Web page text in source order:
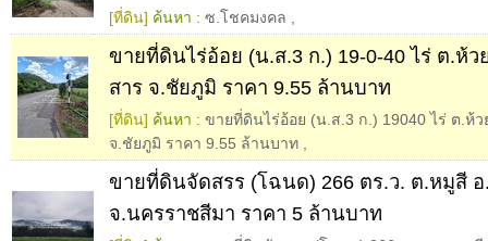
[ที่ดิน] ค้นหา : ซ.โชคมงคล
ขายที่ดินไร่อ้อย (น.ส.3 ก.) 19-0-40 ไร่ ต.ห้ว
สาร จ.ชัยภูมิ ราคา 9.55 ล้านบาท
[ที่ดิน] ค้นหา : ขายที่ดินไร่อ้อย (น.ส.3 ก.) 19040 ไร่ ต.ห้ว
จ.ชัยภูมิ ราคา 9.55 ล้านบาท
ขายที่ดินจัดสรร (โฉนด) 266 ตร.ว. ต.หมูสี
จ.นครราชสีมา ราคา 5 ล้านบาท